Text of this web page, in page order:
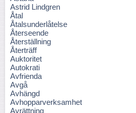
Astrid Lindgren
Åtal
Åtalsunderlåtelse
Återseende
Återställning
Återträff
Auktoritet
Autokrati
Avfrienda
Avgå
Avhängd
Avhopparverksamhet
Avrättning